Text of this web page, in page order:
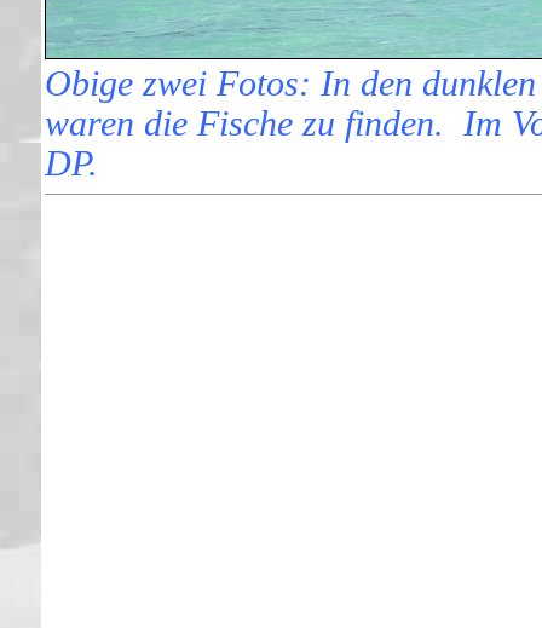
Obige zwei Fotos: In den
waren die Fische zu finden. Im
DP.